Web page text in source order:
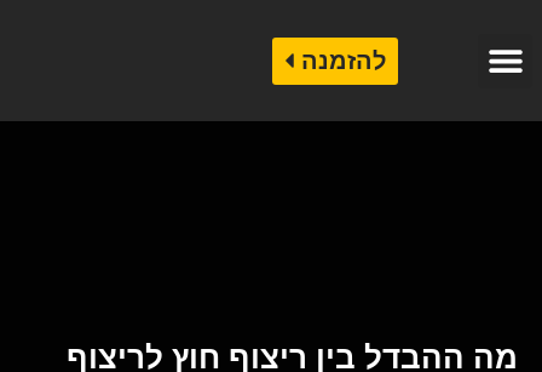
להזמנה
מה ההבדל בין ריצוף חוץ לריצוף